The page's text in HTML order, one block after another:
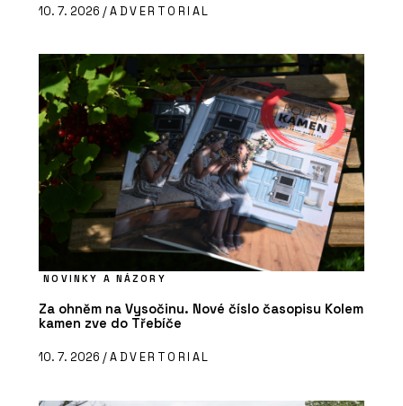
10. 7. 2026 /ADVERTORIAL
NOVINKY A NÁZORY
Za ohněm na Vysočinu. Nové číslo časopisu Kolem
kamen zve do Třebíče
10. 7. 2026 /ADVERTORIAL